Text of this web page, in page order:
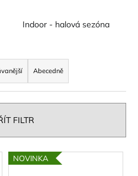
Indoor - halová sezóna
Abecedně
FILTR
NOVINKA